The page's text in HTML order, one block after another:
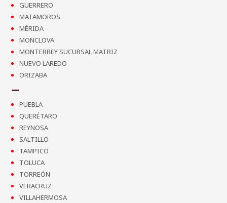
GUERRERO
MATAMOROS
MÉRIDA
MONCLOVA
MONTERREY SUCURSAL MATRIZ
NUEVO LAREDO
ORIZABA
PUEBLA
QUERÉTARO
REYNOSA
SALTILLO
TAMPICO
TOLUCA
TORREÓN
VERACRUZ
VILLAHERMOSA